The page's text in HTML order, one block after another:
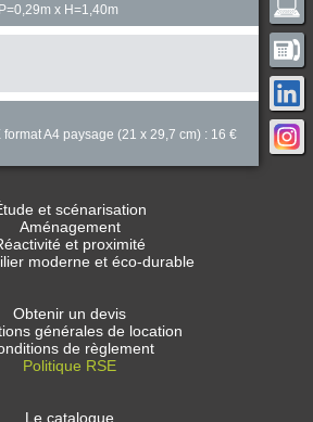
x H=1,40m
format A4 paysage (21 x 29,7 cm) : 16 €
et scénarisation
Aménagement
et proximité
moderne et éco-durable
Obtenir un devis
générales de location
de règlement
Politique RSE
Le catalogue